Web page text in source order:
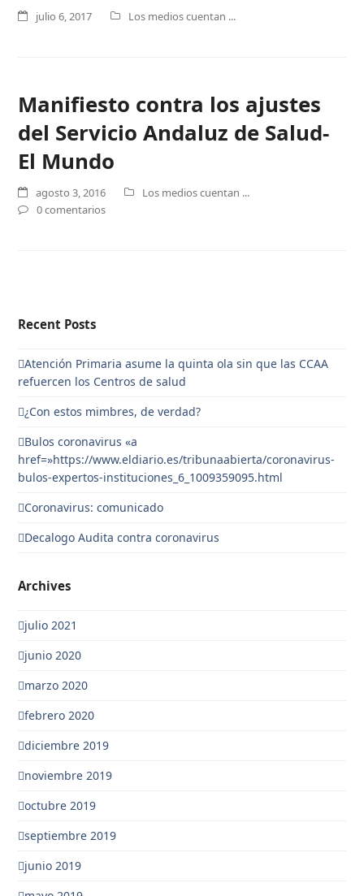
julio 6, 2017 Los medios cuentan ...
Manifiesto contra los ajustes
del Servicio Andaluz de Salud-
El Mundo
agosto 3, 2016
Los medios cuentan ...
0 comentarios
Recent Posts
Atención Primaria asume la quinta ola sin que las CCAA
refuercen los Centros de salud
¿Con estos mimbres, de verdad?
Bulos coronavirus «a
href=»https://www.eldiario.es/tribunaabierta/coronavirus-
bulos-expertos-instituciones_6_1009359095.html
Coronavirus: comunicado
Decalogo Audita contra coronavirus
Archives
julio 2021
junio 2020
marzo 2020
febrero 2020
diciembre 2019
noviembre 2019
octubre 2019
septiembre 2019
junio 2019